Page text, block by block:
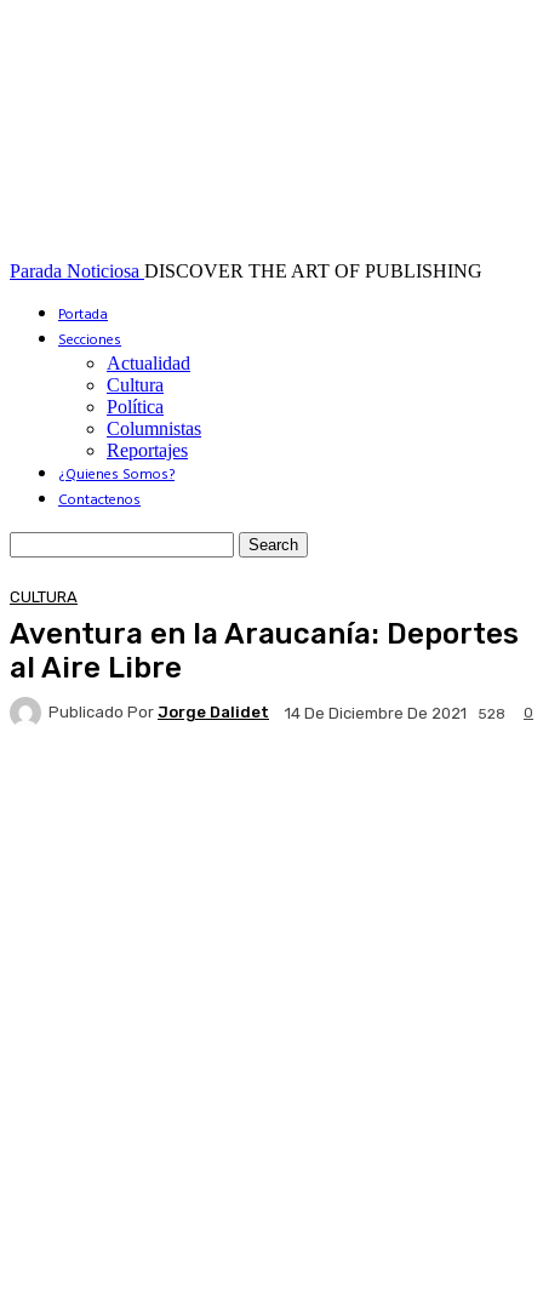
Parada Noticiosa DISCOVER THE ART OF PUBLISHING
Portada
Secciones
Actualidad
Cultura
Política
Columnistas
Reportajes
¿Quienes Somos?
Contactenos
CULTURA
Aventura en la Araucanía: Deportes
al Aire Libre
Publicado Por Jorge Dalidet 14 De Diciembre De 2021 0
528